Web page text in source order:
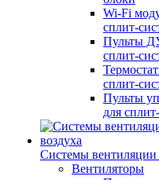
Wi-Fi
сплит-
Пульты
сплит-
сплит-
Пульты
для
Системы вентиляции
Вентиляторы